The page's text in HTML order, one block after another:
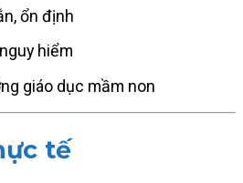
ổn định
hiểm
giáo dục mầm non
tế